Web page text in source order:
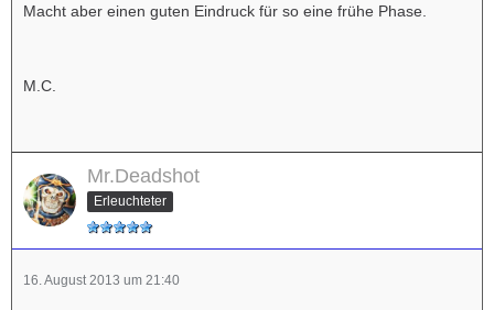
Macht aber einen guten Eindruck für so eine frühe Phase.
M.C.
Mr.Deadshot
Erleuchteter
16. August 2013 um 21:40